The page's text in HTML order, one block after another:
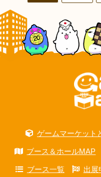
ゲームマーケット
ブース＆ホールMAP
ブース一覧 出展